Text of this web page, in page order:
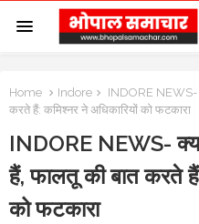
Home Indore
INDORE NEWS-
करते हैं: कमिश्नर ने अधिकारियों को फटकारा
INDORE NEWS-
हैं, फालतू की बात करते
को फटकारा